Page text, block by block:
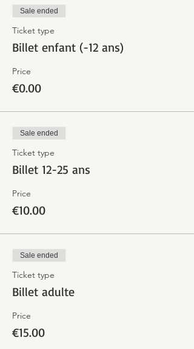
Sale ended
Ticket type
Billet enfant (-12 ans)
Price
€0.00
Sale ended
Ticket type
Billet 12-25 ans
Price
€10.00
Sale ended
Ticket type
Billet adulte
Price
€15.00